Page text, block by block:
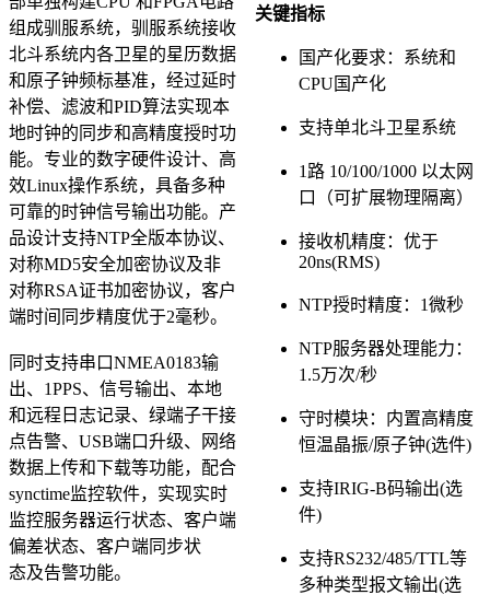
组成驯服系统，驯服系统接收
北斗系统内各卫星的星历数据
和原子钟频标基准，经过延时
补偿、滤波和PID算法实现本
地时钟的同步和高精度授时功
能。专业的数字硬件设计、高
效Linux操作系统，具备多种
可靠的时钟信号输出功能。产
品设计支持NTP全版本协议、
对称MD5安全加密协议及非
对称RSA证书加密协议，客户
端时间同步精度优于2毫秒。
同时支持串口NMEA0183输
出、1PPS、信号输出、本地
和远程日志记录、绿端子干接
点告警、USB端口升级、网络
数据上传和下载等功能，配合
synctime监控软件，实现实时
监控服务器运行状态、客户端
偏差状态、客户端同步状
态及告警功能。
关键指标
国产化要求：系统和
CPU国产化
支持单北斗卫星系统
1路 10/100/1000 以太网
口（可扩展物理隔离）
接收机精度：优于
20ns(RMS)
NTP授时精度：1微秒
NTP服务器处理能力：
1.5万次/秒
守时模块：内置高精度
恒温晶振/原子钟(选件)
支持IRIG-B码输出(选
件)
支持RS232/485/TTL等
多种类型报文输出(选